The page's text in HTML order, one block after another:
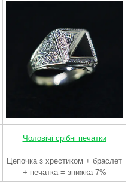
Чоловічі срібні печатки
Цепочка з хрестиком + браслет
+ печатка = знижка 7%